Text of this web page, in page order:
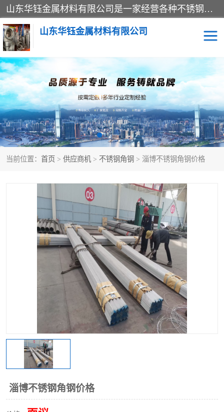
山东华钰金属材料有限公司是一家经营各种不锈钢管材、板材、圆钢、法兰、封头、型材等产品的公司；主营产品有：不锈钢管，激光切割，管件标准件，不锈钢圆钢，不锈钢人孔，不锈钢亮管，不锈钢角钢，不锈钢加工，不锈钢管子，不锈钢工业方管，不锈钢封头，不锈钢法兰，不锈钢阀门，不锈钢槽钢，不锈钢扁钢，不锈钢板等；可为客户制作各种规格的型材及不锈钢配件、非标准件及各种容器具等，能满足客户的不同采购要求。
山东华钰金属材料有限公司
当前位置： 首页 > 供应商机 > 不锈钢角钢 > 淄博不锈钢角钢价格
淄博不锈钢角钢价格
不锈钢管 激光切割
管件标准件 不锈钢圆钢
不锈钢人孔 不锈钢亮管
不锈钢角钢 不锈钢加工
不锈钢板 不锈钢工业方管
不锈钢封头 不锈钢法兰
不锈钢阀门 不锈钢槽钢
不锈钢扁钢